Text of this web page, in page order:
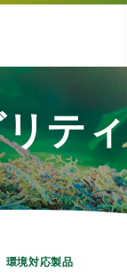
ティ
環境対応製品